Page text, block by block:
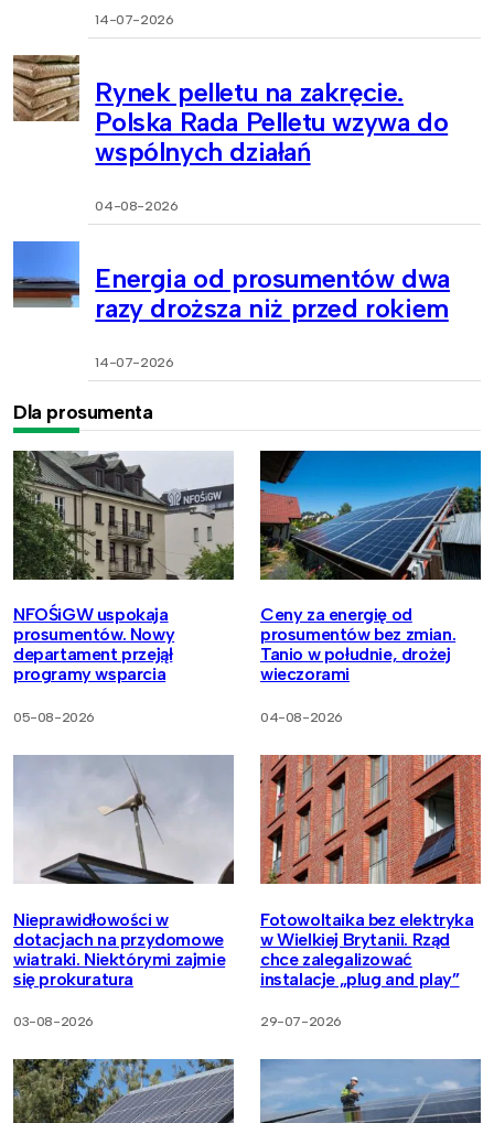
14-07-2026
Rynek pelletu na zakręcie.
Polska Rada Pelletu wzywa do
wspólnych działań
04-08-2026
Energia od prosumentów dwa
razy droższa niż przed rokiem
14-07-2026
Dla prosumenta
NFOŚiGW uspokaja
prosumentów. Nowy
departament przejął
programy wsparcia
05-08-2026
Ceny za energię od
prosumentów bez zmian.
Tanio w południe, drożej
wieczorami
04-08-2026
Nieprawidłowości w
dotacjach na przydomowe
wiatraki. Niektórymi zajmie
się prokuratura
03-08-2026
Fotowoltaika bez elektryka
w Wielkiej Brytanii. Rząd
chce zalegalizować
instalacje „plug and play”
29-07-2026